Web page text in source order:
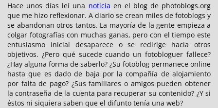
Hace unos días leí una noticia en el blog de photoblogs.org
que me hizo reflexionar. A diario se crean miles de fotoblogs y
se abandonan otros tantos. La mayoría de la gente empieza a
colgar fotografías con muchas ganas, pero con el tiempo este
entusiasmo inicial desaparece o se redirige hacia otros
objetivos. ¿Pero qué sucede cuando un fotobloguer fallece?
¿Hay alguna forma de saberlo? ¿Su fotoblog permanece online
hasta que es dado de baja por la compañía de alojamiento
por falta de pago? ¿Sus familiares o amigos pueden obtener
la contraseña de la cuenta para recuperar su contenido? ¿Y si
éstos ni siquiera saben que el difunto tenía una web?